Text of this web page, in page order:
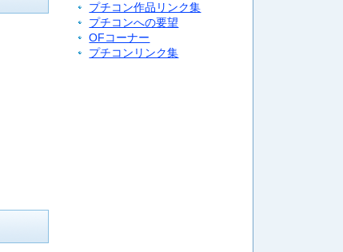
プチコン作品リンク集
プチコンへの要望
OFコーナー
プチコンリンク集